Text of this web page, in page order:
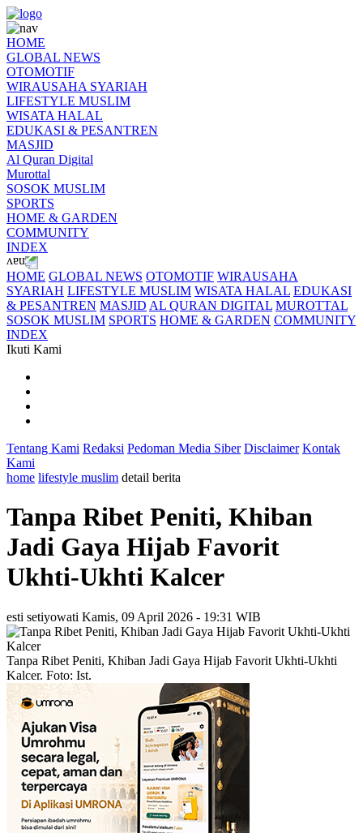
HOME
GLOBAL NEWS
OTOMOTIF
WIRAUSAHA SYARIAH
LIFESTYLE MUSLIM
WISATA HALAL
EDUKASI & PESANTREN
MASJID
Al Quran Digital
Murottal
SOSOK MUSLIM
SPORTS
HOME & GARDEN
COMMUNITY
INDEX
HOME GLOBAL NEWS OTOMOTIF WIRAUSAHA
SYARIAH LIFESTYLE MUSLIM WISATA HALAL EDUKASI
& PESANTREN MASJID AL QURAN DIGITAL MUROTTAL
SOSOK MUSLIM SPORTS HOME & GARDEN COMMUNITY
INDEX
Ikuti Kami
Tentang Kami Redaksi Pedoman Media Siber Disclaimer Kontak
Kami
home lifestyle muslim detail berita
Tanpa Ribet Peniti, Khiban
Jadi Gaya Hijab Favorit
Ukhti-Ukhti Kalcer
esti setiyowati Kamis, 09 April 2026 - 19:31 WIB
Tanpa Ribet Peniti, Khiban Jadi Gaya Hijab Favorit Ukhti-Ukhti
Kalcer. Foto: Ist.